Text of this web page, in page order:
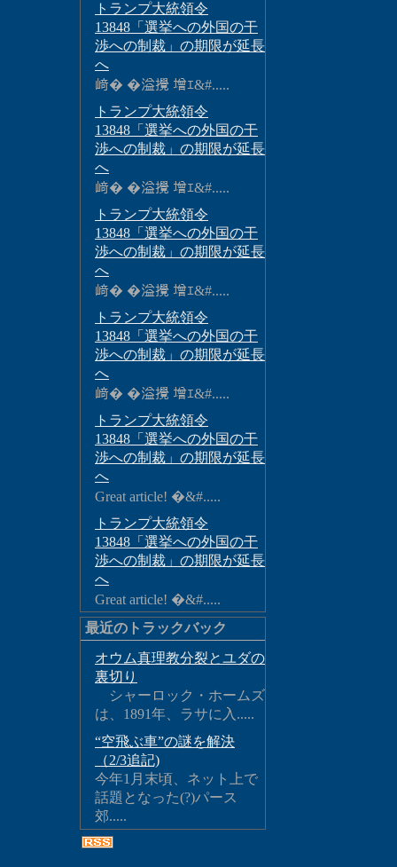
トランプ大統領令
13848「選挙への外国の干
渉への制裁」の期限が延長
へ
﨑� �溢攪 增ｴ&#.....
トランプ大統領令
13848「選挙への外国の干
渉への制裁」の期限が延長
へ
﨑� �溢攪 增ｴ&#.....
トランプ大統領令
13848「選挙への外国の干
渉への制裁」の期限が延長
へ
﨑� �溢攪 增ｴ&#.....
トランプ大統領令
13848「選挙への外国の干
渉への制裁」の期限が延長
へ
﨑� �溢攪 增ｴ&#.....
トランプ大統領令
13848「選挙への外国の干
渉への制裁」の期限が延長
へ
Great article! �&#.....
トランプ大統領令
13848「選挙への外国の干
渉への制裁」の期限が延長
へ
Great article! �&#.....
最近のトラックバック
オウム真理教分裂とユダの
裏切り
シャーロック・ホームズ
は、1891年、ラサに入.....
“空飛ぶ車”の謎を解決
（2/3追記)
今年1月末頃、ネット上で
話題となった(?)パース
郊.....